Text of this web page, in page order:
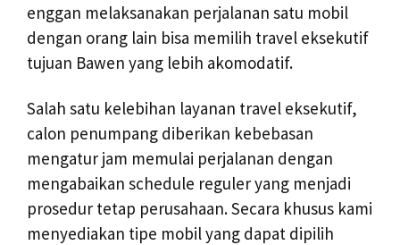
enggan melaksanakan perjalanan satu mobil
dengan orang lain bisa memilih travel eksekutif
tujuan Bawen yang lebih akomodatif.
Salah satu kelebihan layanan travel eksekutif,
calon penumpang diberikan kebebasan
mengatur jam memulai perjalanan dengan
mengabaikan schedule reguler yang menjadi
prosedur tetap perusahaan. Secara khusus kami
menyediakan tipe mobil yang dapat dipilih